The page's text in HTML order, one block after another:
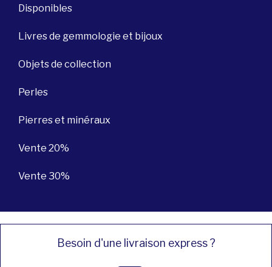
Disponibles
Livres de gemmologie et bijoux
Objets de collection
Perles
Pierres et minéraux
Vente 20%
Vente 30%
Besoin d'une livraison express ?